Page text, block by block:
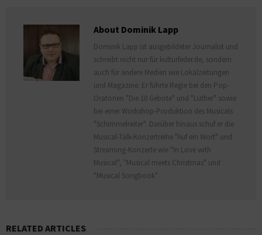
About Dominik Lapp
Dominik Lapp ist ausgebildeter Journalist und
schreibt nicht nur für kulturfeder.de, sondern
auch für andere Medien wie Lokalzeitungen
und Magazine. Er führte Regie bei den Pop-
Oratorien "Die 10 Gebote" und "Luther" sowie
bei einer Workshop-Produktion des Musicals
"Schimmelreiter". Darüber hinaus schuf er die
Musical-Talk-Konzertreihe "Auf ein Wort" und
Streaming-Konzerte wie "In Love with
Musical", "Musical meets Christmas" und
"Musical Songbook".
RELATED ARTICLES